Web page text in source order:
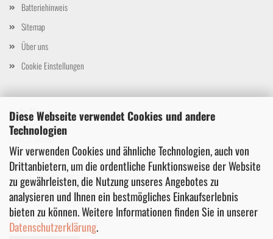
Diese Webseite verwendet Cookies und andere
Technologien
Wir verwenden Cookies und ähnliche Technologien, auch von
Drittanbietern, um die ordentliche Funktionsweise der Website
zu gewährleisten, die Nutzung unseres Angebotes zu
analysieren und Ihnen ein bestmögliches Einkaufserlebnis
bieten zu können. Weitere Informationen finden Sie in unserer
Datenschutzerklärung.
Batteriehinweis
Sitemap
Über uns
Cookie Einstellungen
Lady Mirage
Wörther Str. 20
10405 Berlin
Deutschland
Telefon: 03024536337
E-Mail: ladymirage@outlook.com